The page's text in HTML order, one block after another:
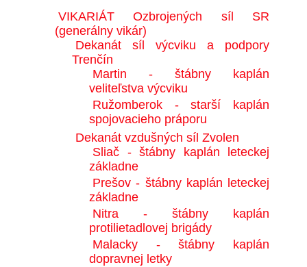
VIKARIÁT Ozbrojených síl SR
(generálny vikár)
Dekanát síl výcviku a podpory
Trenčín
Martin - štábny kaplán
veliteľstva výcviku
Ružomberok - starší kaplán
spojovacieho práporu
Dekanát vzdušných síl Zvolen
Sliač - štábny kaplán leteckej
základne
Prešov - štábny kaplán leteckej
základne
Nitra - štábny kaplán
protilietadlovej brigády
Malacky - štábny kaplán
dopravnej letky